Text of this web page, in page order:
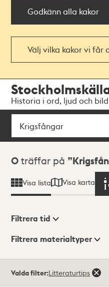
Godkänn alla kakor
Välj vilka kakor vi får
navigationen
huvudinnehållet
Historia i ord, ljud och bild
Sök
Sökresultat
0 träffar på
Visa lista Visa karta
Visningsläge
Filtrera tid
Filtrera materialtyper
träffar
Valda filter:Litteraturtips